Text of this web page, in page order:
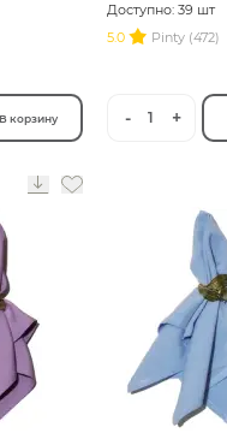
В корзину
Доступно: 39 шт
5.0
Pinty (472)
- 1 +